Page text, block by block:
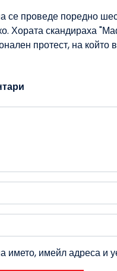
се проведе поредно
Хората скандираха
протест, на който
името, имейл адреса и